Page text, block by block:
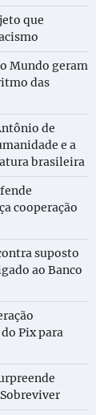
que
Mundo geram
das
de
e a
brasileira
cooperação
suposto
ao Banco
Pix para